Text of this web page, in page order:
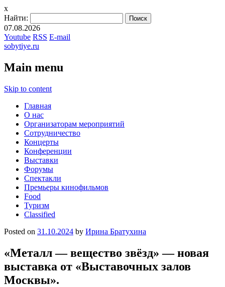
x
Найти:
07.08.2026
Youtube RSS E-mail
sobytiye.ru
Main menu
Skip to content
Главная
О нас
Организаторам мероприятий
Сотрудничество
Концерты
Конференции
Выставки
Форумы
Спектакли
Премьеры кинофильмов
Food
Туризм
Сlassified
Posted on 31.10.2024 by Ирина Братухина
«Металл — вещество звёзд» — новая
выставка от «Выставочных залов
Москвы».